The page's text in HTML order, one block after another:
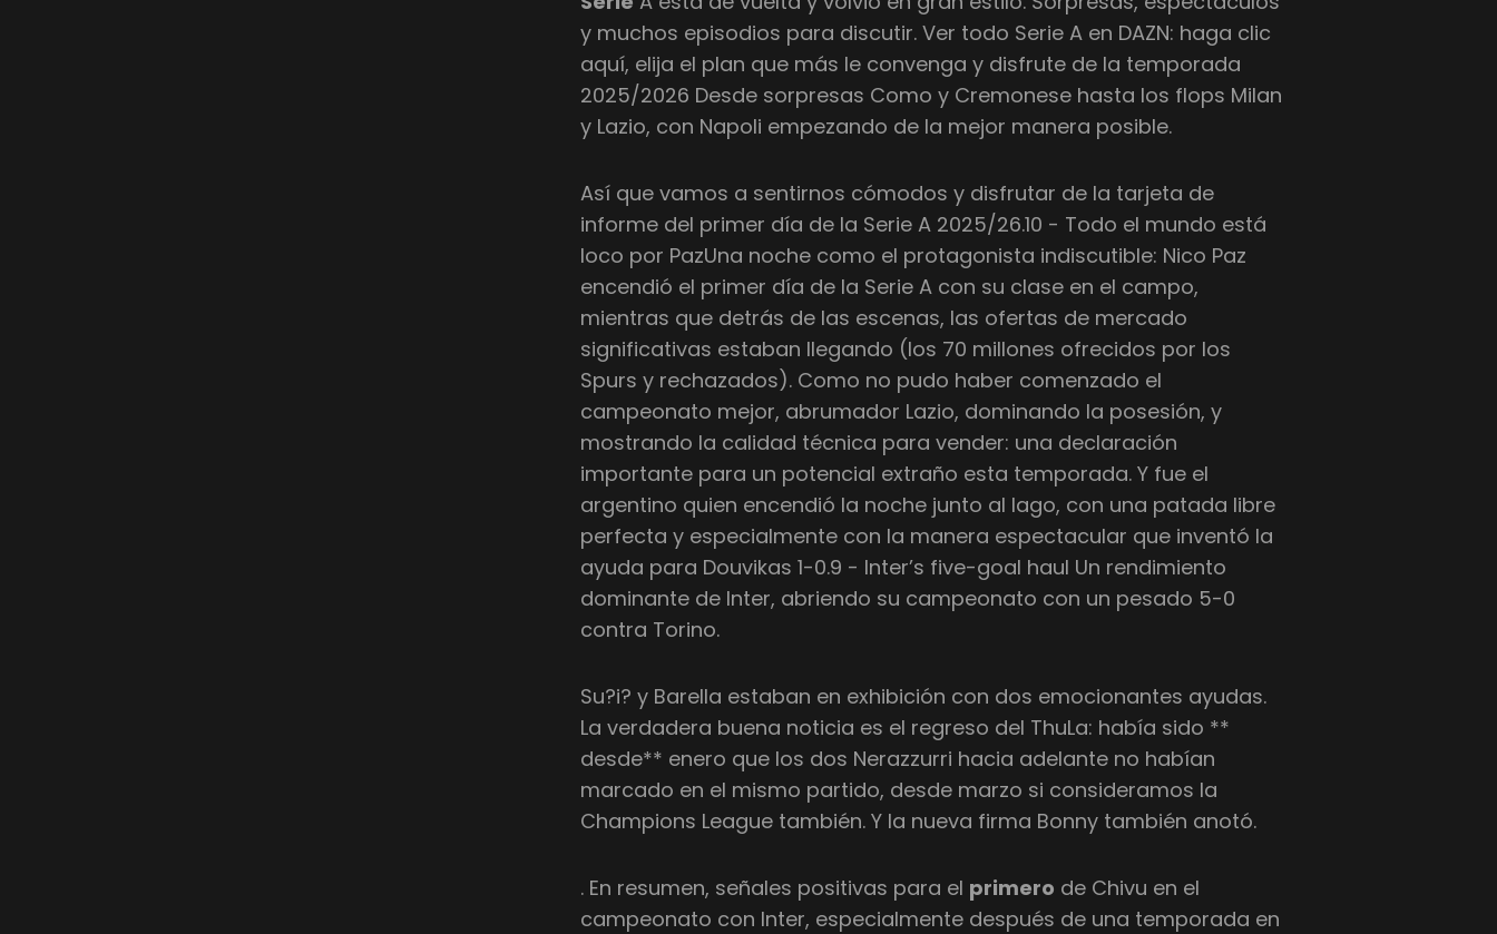
y muchos episodios para discutir. Ver todo Serie A en DAZN: haga clic
aquí, elija el plan que más le convenga y disfrute de la temporada
2025/2026 Desde sorpresas Como y Cremonese hasta los flops Milan
y Lazio, con Napoli empezando de la mejor manera posible.
Así que vamos a sentirnos cómodos y disfrutar de la tarjeta de
informe del primer día de la Serie A 2025/26.10 - Todo el mundo está
loco por PazUna noche como el protagonista indiscutible: Nico Paz
encendió el primer día de la Serie A con su clase en el campo,
mientras que detrás de las escenas, las ofertas de mercado
significativas estaban llegando (los 70 millones ofrecidos por los
Spurs y rechazados). Como no pudo haber comenzado el
campeonato mejor, abrumador Lazio, dominando la posesión, y
mostrando la calidad técnica para vender: una declaración
importante para un potencial extraño esta temporada. Y fue el
argentino quien encendió la noche junto al lago, con una patada libre
perfecta y especialmente con la manera espectacular que inventó la
ayuda para Douvikas 1-0.9 - Inter’s five-goal haul Un rendimiento
dominante de Inter, abriendo su campeonato con un pesado 5-0
contra Torino.
Su?i? y Barella estaban en exhibición con dos emocionantes ayudas.
La verdadera buena noticia es el regreso del ThuLa: había sido **
desde** enero que los dos Nerazzurri hacia adelante no habían
marcado en el mismo partido, desde marzo si consideramos la
Champions League también. Y la nueva firma Bonny también anotó.
. En resumen, señales positivas para el primero de Chivu en el
campeonato con Inter, especialmente después de una temporada en